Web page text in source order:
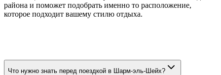
района и поможет подобрать именно то расположение,
которое подходит вашему стилю отдыха.
Что нужно знать перед поездкой в Шарм-эль-Шейх?